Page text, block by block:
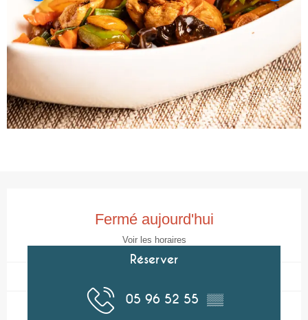
Fermé aujourd'hui
Voir les horaires
Réserver
05 96 52 55 ▒▒